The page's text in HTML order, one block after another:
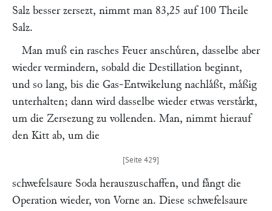
Salz besser zersezt, nimmt man 83,25 auf 100 Theile
Salz.
Man muß ein rasches Feuer anschuͤren, dasselbe aber
wieder vermindern, sobald die Destillation beginnt,
und so lang, bis die Gas-Entwikelung nachlaͤßt, maͤßig
unterhalten; dann wird dasselbe wieder etwas verstaͤrkt,
um die Zersezung zu vollenden. Man, nimmt hierauf
den Kitt ab, um die
schwefelsaure Soda herauszuschaffen, und faͤngt die
Operation wieder, von Vorne an. Diese schwefelsaure